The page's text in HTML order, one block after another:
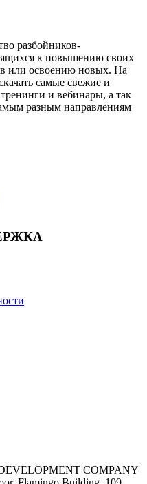
разбойников-
к повышению своих
или освоению новых. На
самые свежие и
и вебинары, а так
разным направлениям
COMPANY